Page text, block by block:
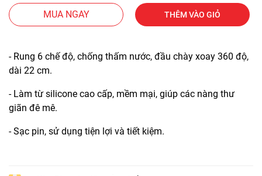
MUA NGAY THÊM VÀO GIỎ
- Rung 6 chế độ, chống thấm nước, đầu chày xoay 360 độ,
dài 22 cm.
- Làm từ silicone cao cấp, mềm mại, giúp các nàng thư
giãn đê mê.
- Sạc pin, sử dụng tiện lợi và tiết kiệm.